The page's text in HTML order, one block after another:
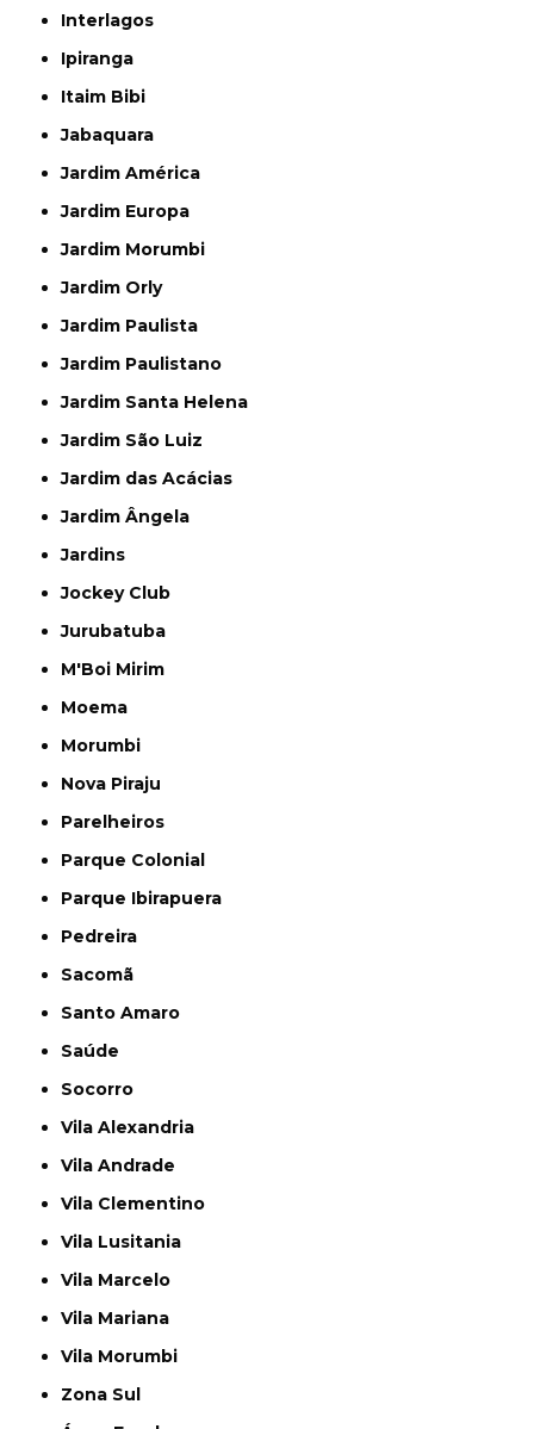
Interlagos
Ipiranga
Itaim Bibi
Jabaquara
Jardim América
Jardim Europa
Jardim Morumbi
Jardim Orly
Jardim Paulista
Jardim Paulistano
Jardim Santa Helena
Jardim São Luiz
Jardim das Acácias
Jardim Ângela
Jardins
Jockey Club
Jurubatuba
M'Boi Mirim
Moema
Morumbi
Nova Piraju
Parelheiros
Parque Colonial
Parque Ibirapuera
Pedreira
Sacomã
Santo Amaro
Saúde
Socorro
Vila Alexandria
Vila Andrade
Vila Clementino
Vila Lusitania
Vila Marcelo
Vila Mariana
Vila Morumbi
Zona Sul